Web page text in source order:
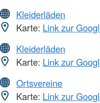
Kleiderläden
Karte: Link zur
Kleiderläden
Karte: Link zur
Ortsvereine
Karte: Link zur